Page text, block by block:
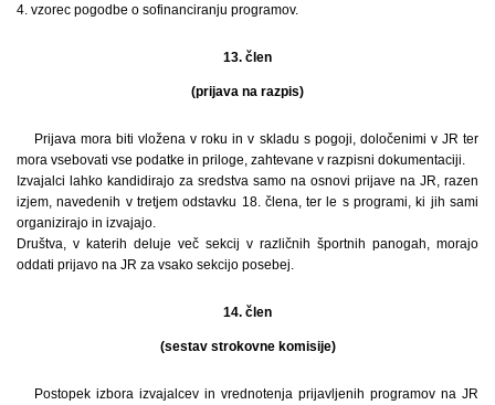
4. vzorec pogodbe o sofinanciranju programov.
13. člen
(prijava na razpis)
Prijava mora biti vložena v roku in v skladu s pogoji, določenimi v JR ter
mora vsebovati vse podatke in priloge, zahtevane v razpisni dokumentaciji.
Izvajalci lahko kandidirajo za sredstva samo na osnovi prijave na JR, razen
izjem, navedenih v tretjem odstavku 18. člena, ter le s programi, ki jih sami
organizirajo in izvajajo.
Društva, v katerih deluje več sekcij v različnih športnih panogah, morajo
oddati prijavo na JR za vsako sekcijo posebej.
14. člen
(sestav strokovne komisije)
Postopek izbora izvajalcev in vrednotenja prijavljenih programov na JR